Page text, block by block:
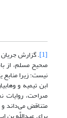
[1] . گزارش
صحیح مسلم، از
نیست؛ زیرا